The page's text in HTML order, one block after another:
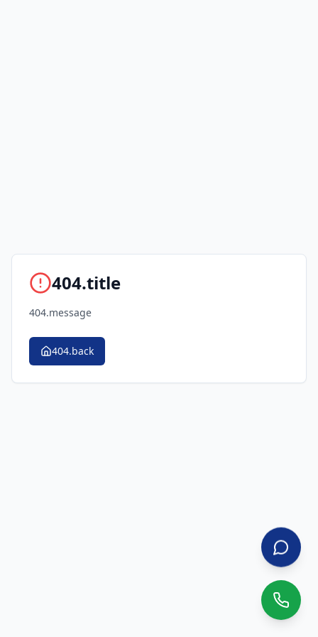
404.title
404.message
404.back